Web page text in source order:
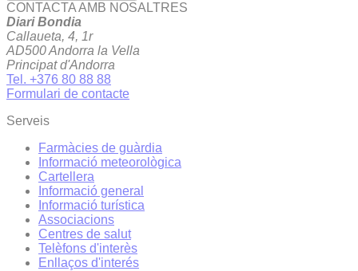
CONTACTA AMB NOSALTRES
Diari Bondia
Callaueta, 4, 1r
AD500 Andorra la Vella
Principat d'Andorra
Tel. +376 80 88 88
Formulari de contacte
Serveis
Farmàcies de guàrdia
Informació meteorològica
Cartellera
Informació general
Informació turística
Associacions
Centres de salut
Telèfons d'interès
Enllaços d'interés